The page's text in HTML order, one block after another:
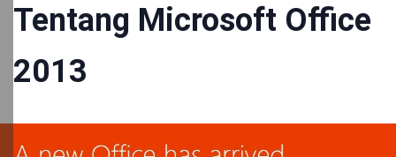
Tentang Microsoft Office
2013